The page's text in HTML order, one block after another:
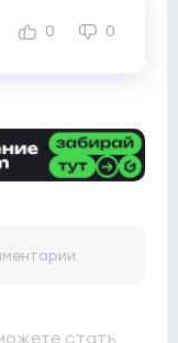
0 0
стать